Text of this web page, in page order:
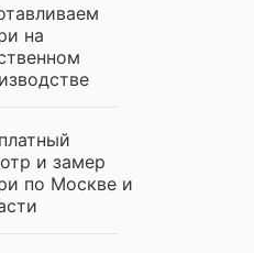
на
и замер
по Москве и